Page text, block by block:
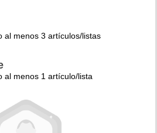
al menos 3 artículos/listas
al menos 1 artículo/lista